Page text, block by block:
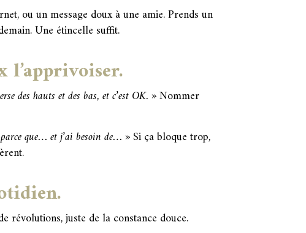
ou un message doux à une amie. Prends un
Une étincelle suffit.
l’apprivoiser.
des hauts et des bas, et c’est OK. »Nommer
que… et j’ai besoin de… »Si ça bloque trop,
révolutions, juste de la constance douce.